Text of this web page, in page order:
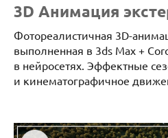
3D Анимация
Фотореалистичная 3D-
выполненная в 3ds Max +
в нейросетях. Эффектные
и кинематографичное